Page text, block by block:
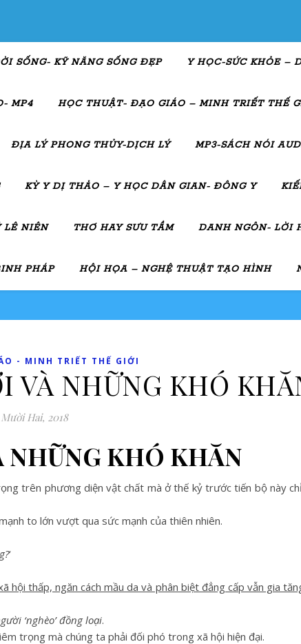
SỐNG- KỸ NĂNG SỐNG ĐẸP Y HỌC-SỨC KHỎE –
MP4 HỌC THUẬT- ĐẠO GIÁO – MINH TRIẾT THẾ
ĐỊA LÝ PHONG THỦY-DỊCH LÝ MP3-SÁCH NÓI
KỲ Y DỊ THẢO – Y HỌC DÂN GIAN- ĐÔNG Y
LÊ NIÊN THƠ HAY SƯU TẦM DANH NGÔN- LỜI
PHÁP HỘI HỌA – NGHỆ THUẬT TẠO HÌNH
- MINH TRIẾT THẾ GIỚI
VÀ NHỮNG KHÓ
Hai, 2018
NHỮNG KHÓ KHĂN
trên phương diện vật chất mà ở thế kỷ trước tiến bộ này
to lớn vượt qua sức mạnh của thiên nhiên.
‘
thấp, ngăn cách mầu da và phân biệt đẳng cấp vẫn gia
‘nghèo’ đồng loại.
trọng mà chúng ta phải đối phó trong xã hội hiện đại.